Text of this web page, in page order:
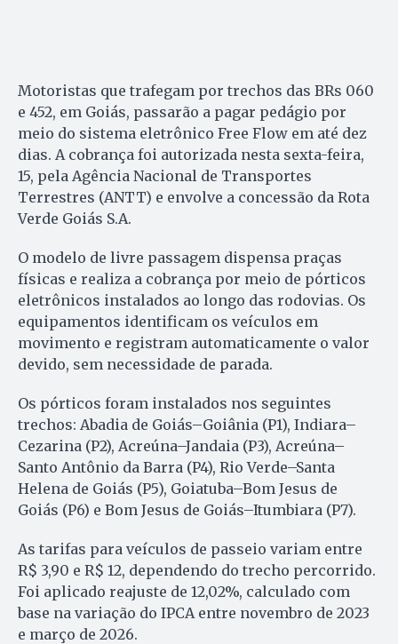
Motoristas que trafegam por trechos das BRs 060
e 452, em Goiás, passarão a pagar pedágio por
meio do sistema eletrônico Free Flow em até dez
dias. A cobrança foi autorizada nesta sexta-feira,
15, pela Agência Nacional de Transportes
Terrestres (ANTT) e envolve a concessão da Rota
Verde Goiás S.A.
O modelo de livre passagem dispensa praças
físicas e realiza a cobrança por meio de pórticos
eletrônicos instalados ao longo das rodovias. Os
equipamentos identificam os veículos em
movimento e registram automaticamente o valor
devido, sem necessidade de parada.
Os pórticos foram instalados nos seguintes
trechos: Abadia de Goiás–Goiânia (P1), Indiara–
Cezarina (P2), Acreúna–Jandaia (P3), Acreúna–
Santo Antônio da Barra (P4), Rio Verde–Santa
Helena de Goiás (P5), Goiatuba–Bom Jesus de
Goiás (P6) e Bom Jesus de Goiás–Itumbiara (P7).
As tarifas para veículos de passeio variam entre
R$ 3,90 e R$ 12, dependendo do trecho percorrido.
Foi aplicado reajuste de 12,02%, calculado com
base na variação do IPCA entre novembro de 2023
e março de 2026.